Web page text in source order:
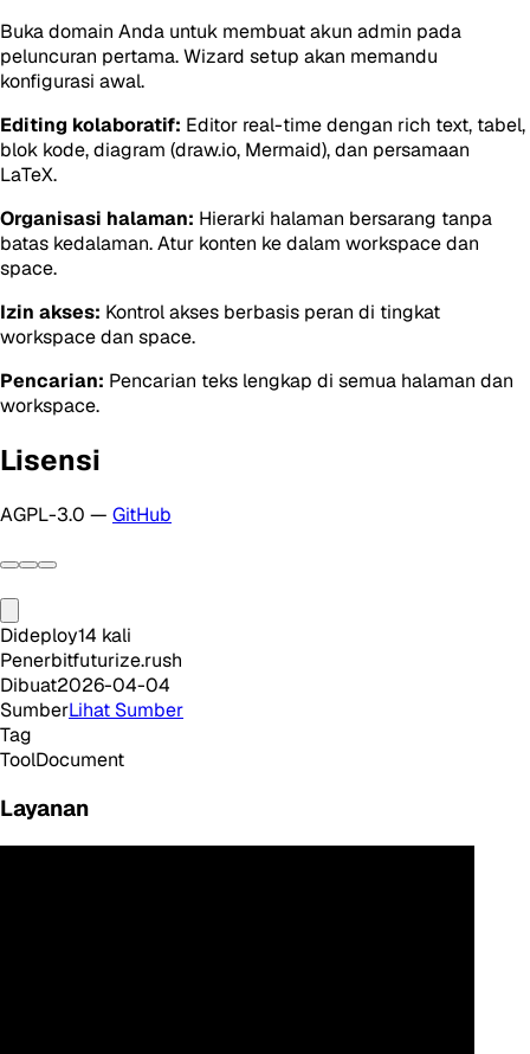
Buka domain Anda untuk membuat akun admin pada
peluncuran pertama. Wizard setup akan memandu
konfigurasi awal.
Editing kolaboratif: Editor real-time dengan rich text, tabel,
blok kode, diagram (draw.io, Mermaid), dan persamaan
LaTeX.
Organisasi halaman: Hierarki halaman bersarang tanpa
batas kedalaman. Atur konten ke dalam workspace dan
space.
Izin akses: Kontrol akses berbasis peran di tingkat
workspace dan space.
Pencarian: Pencarian teks lengkap di semua halaman dan
workspace.
Lisensi
AGPL-3.0 — GitHub
Dideploy14 kali
Penerbitfuturize.rush
Dibuat2026-04-04
SumberLihat Sumber
Tag
ToolDocument
Layanan